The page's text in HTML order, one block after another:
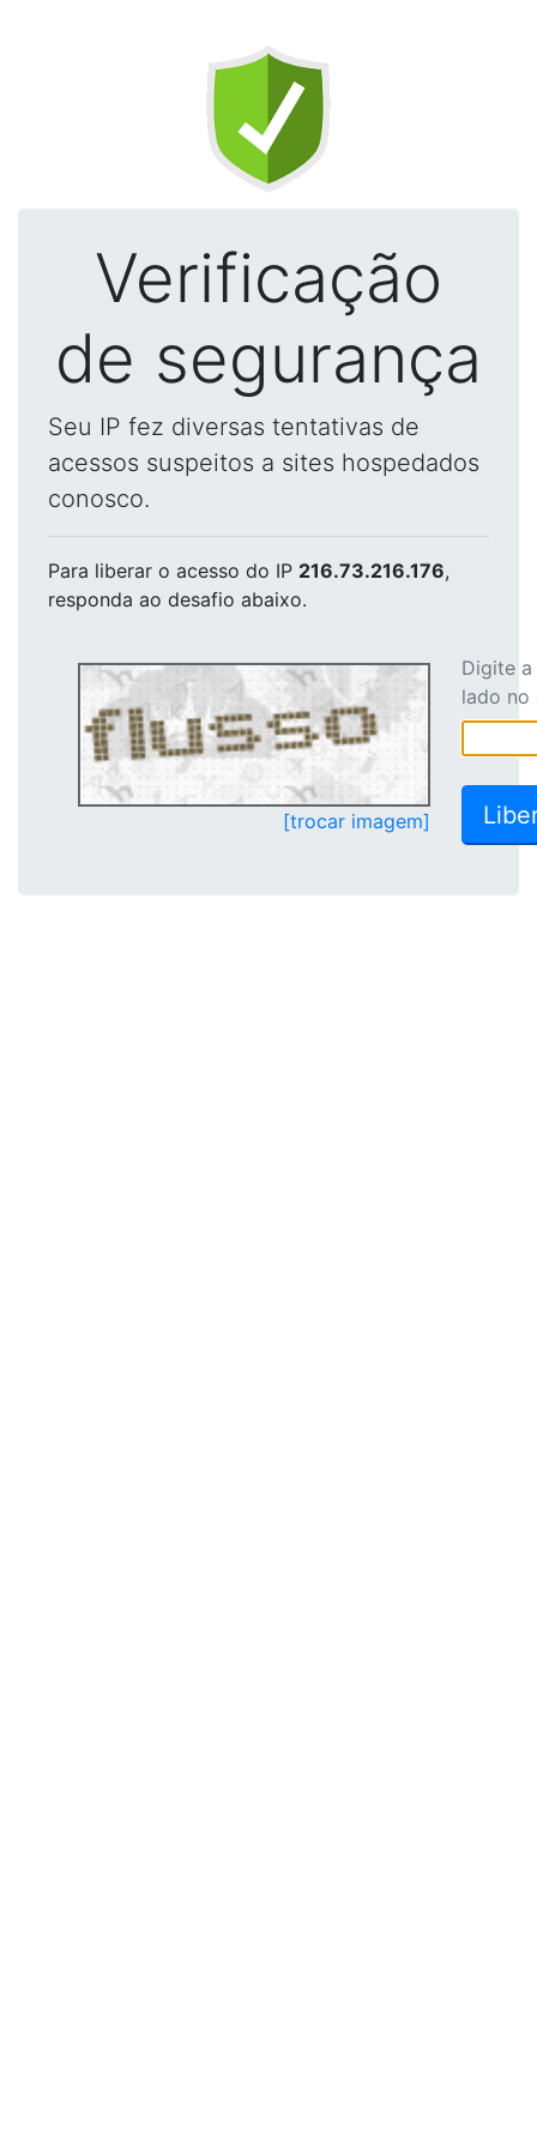
Verificação
de segurança
Seu IP fez diversas tentativas de
acessos suspeitos a sites hospedados
conosco.
Para liberar o acesso do IP 216.73.216.176,
responda ao desafio abaixo.
[trocar imagem]
Digite
lado no